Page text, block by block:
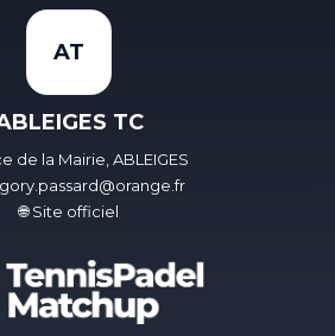
AT
TC
de la Mairie, ABLEIGES
🌐 Site officiel